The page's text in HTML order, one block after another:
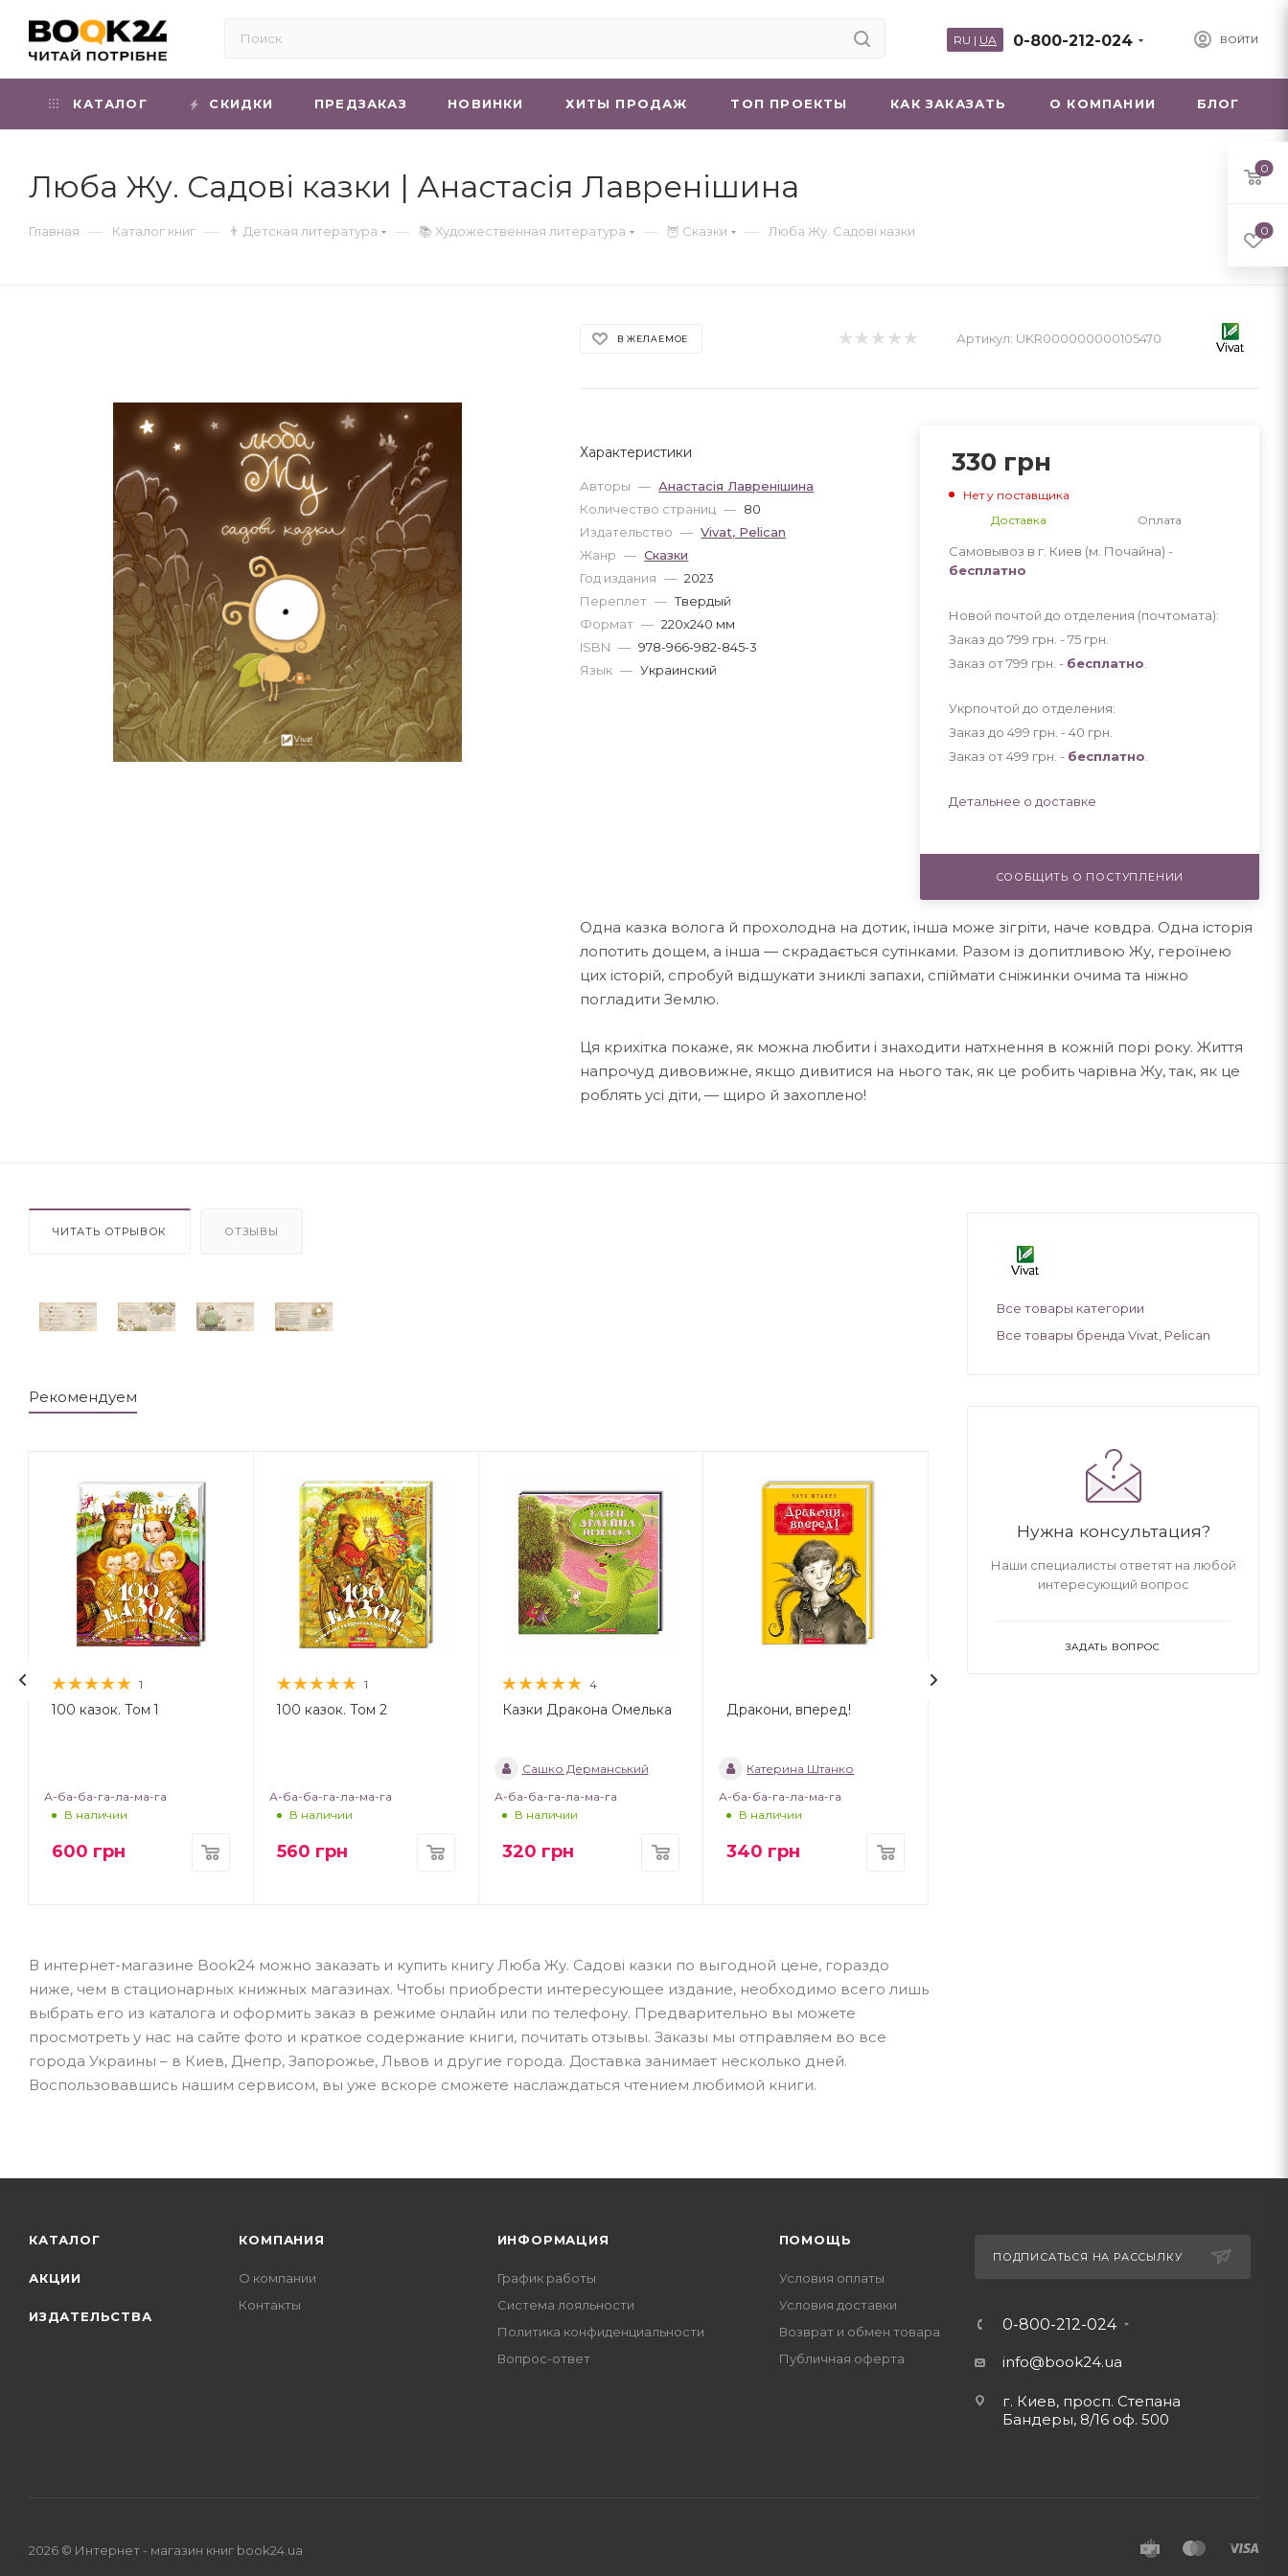
ВОЙТИ
0-800-212-024
RU | UA
КАТАЛОГ СКИДКИ ПРЕДЗАКАЗ НОВИНКИ ХИТЫ ПРОДАЖ ТОП ПРОЕКТЫ КАК ЗАКАЗАТЬ О КОМПАНИИ БЛОГ
Люба Жу. Садові казки | Анастасія Лавренішина
Главная — Каталог книг — 👨 Детская литература — 📚 Художественная литература — 🦉 Сказки — Люба Жу. Садові казки
В ЖЕЛАЕМОЕ Артикул: UKR000000000105470
Характеристики
Авторы — Анастасія Лавренішина
Количество страниц — 80
Издательство — Vivat, Pelican
Жанр — Сказки
Год издания — 2023
Переплет — Твердый
Формат — 220x240 мм
ISBN — 978-966-982-845-3
Язык — Украинский
330 грн
Нет у поставщика
Доставка
Оплата
Самовывоз в г. Киев (м. Почайна) -
бесплатно
Новой почтой до отделения (почтомата):
Заказ до 799 грн. - 75 грн
Заказ от 799 грн. - бесплатно
Укрпочтой до отделения:
Заказ до 499 грн. - 40 грн
Заказ от 499 грн. - бесплатно
Детальнее о доставке
СООБЩИТЬ О ПОСТУПЛЕНИИ
Одна казка волога й прохолодна на дотик, інша може зігріти, наче ковдра. Одна історія
лопотить дощем, а інша — скрадається сутінками. Разом із допитливою Жу, героїнею
цих історій, спробуй відшукати зниклі запахи, спіймати сніжинки очима та ніжно
погладити Землю.
Ця крихітка покаже, як можна любити і знаходити натхнення в кожній порі року. Життя
напрочуд дивовижне, якщо дивитися на нього так, як це робить чарівна Жу, так, як це
роблять усі діти, — щиро й захоплено!
ЧИТАТЬ ОТРЫВОК ОТЗЫВЫ
Рекомендуем
1
100 казок. Том 1
А-ба-ба-га-ла-ма-га
В наличии
600 грн
1
100 казок. Том 2
А-ба-ба-га-ла-ма-га
В наличии
560 грн
4
Казки Дракона Омелька
Сашко Дерманський
А-ба-ба-га-ла-ма-га
В наличии
320 грн
Дракони, вперед!
Катерина Штанко
А-ба-ба-га-ла-ма-га
В наличии
340 грн
В интернет-магазине Book24 можно заказать и купить книгу Люба Жу. Садові казки по выгодной цене, гораздо
ниже, чем в стационарных книжных магазинах. Чтобы приобрести интересующее издание, необходимо всего лишь
выбрать его из каталога и оформить заказ в режиме онлайн или по телефону. Предварительно вы можете
просмотреть у нас на сайте фото и краткое содержание книги, почитать отзывы. Заказы мы отправляем во все
города Украины – в Киев, Днепр, Запорожье, Львов и другие города. Доставка занимает несколько дней.
Воспользовавшись нашим сервисом, вы уже вскоре сможете наслаждаться чтением любимой книги.
Все товары категории
Все товары бренда Vivat, Pelican
Нужна консультация?
Наши специалисты ответят на любой
интересующий вопрос
ЗАДАТЬ ВОПРОС
КАТАЛОГ
АКЦИИ
ИЗДАТЕЛЬСТВА
КОМПАНИЯ
О компании
Контакты
ИНФОРМАЦИЯ
График работы
Система лояльности
Политика конфиденциальности
Вопрос-ответ
ПОМОЩЬ
Условия оплаты
Условия доставки
Возврат и обмен товара
Публичная оферта
ПОДПИСАТЬСЯ НА РАССЫЛКУ
0-800-212-024
info@book24.ua
г. Киев, просп. Степана
Бандеры, 8/16 оф. 500
2026 © Интернет - магазин книг book24.ua
0
0